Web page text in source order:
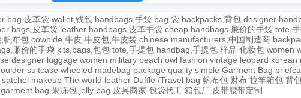
bag,皮革袋 wallet,钱包 handbags,手袋 bag,袋 backpacks,背包 designer
bags,皮革袋 leather handbags,皮革手袋 cheap handbags,廉价的手袋 tote,
帆布包 cowhide,牛皮,牛皮包,牛皮袋 chinese manufacturers,中国制造商
廉价的手袋 kits,bags,包包 tote,手提包 handbag,手提包 样品 化妆包 women
designer luggage women military beach owl fashion vintage leopard korean
suitcase wheeled madebag package quality simple Garment Bag
satchel makeup The world leather Duffle /Travel bag 帆布包 财布 拉竿箱包 背
garment bag 果冻包,jelly bag 皮具商家 包袋代工 箱包厂 皮带腰带定制